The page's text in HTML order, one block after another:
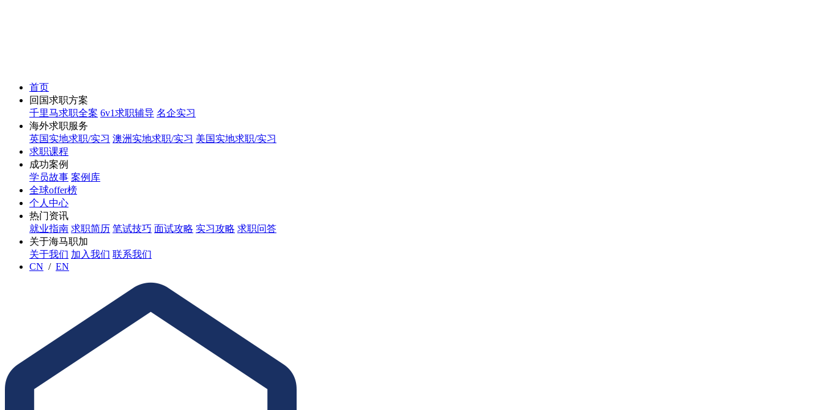
首页
回国求职方案
千里马求职全案 6v1求职辅导 名企实习
海外求职服务
英国实地求职/实习 澳洲实地求职/实习 美国实地求职/实习
求职课程
成功案例
学员故事 案例库
全球offer榜
个人中心
热门资讯
就业指南 求职简历 笔试技巧 面试攻略 实习攻略 求职问答
关于海马职加
关于我们 加入我们 联系我们
CN / EN